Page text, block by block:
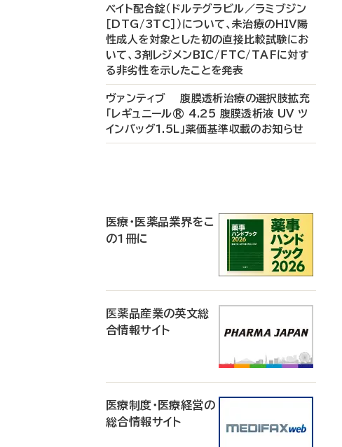
ベイト配合錠（ドルテグラビル／ラミブジン
［DTG/3TC］）について、未治療のHIV陽
性成人を対象とした初の直接比較試験にお
いて、3剤レジメンBIC/FTC/TAFに対す
る非劣性を示したことを発表
ヴァンティブ 腹膜透析治療の選択肢拡充
「レギュニール® 4.25 腹膜透析液 UV ツ
インバッグ1.5L」薬価基準収載のお知らせ
医療・医薬品業界をこ
の1冊に
医薬品産業の英文総
合情報サイト
医療制度・医療経営の
総合情報サイト